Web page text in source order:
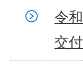
令
交